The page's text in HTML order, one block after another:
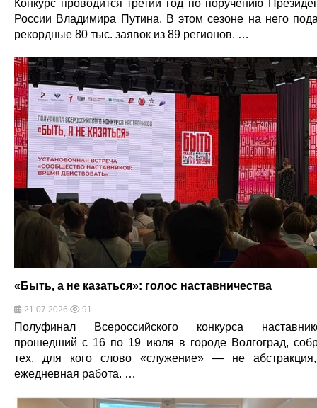
Конкурс проводится третий год по поручению
России Владимира Путина. В этом сезоне на него
рекордные 80 тыс. заявок из 89 регионов. …
«Быть, а не казаться»: голос наставничества
21.07.2026 91
Полуфинал Всероссийского конкурса
прошедший с 16 по 19 июля в городе Волгоград,
тех, для кого слово «служение» — не
ежедневная работа. …